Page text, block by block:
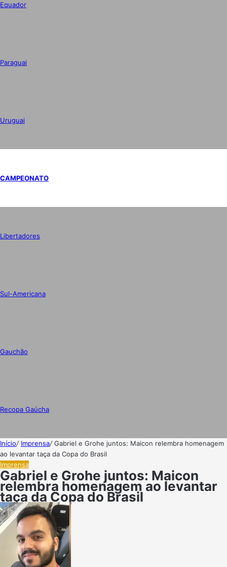
Equador
Paraguai
Uruguai
CAMPEONATO
Libertadores
Sul-Americana
Gauchão
Recopa Gaúcha
Início/ Imprensa/Gabriel e Grohe juntos: Maicon relembra homenagem
ao levantar taça da Copa do Brasil
Imprensa
Gabriel e Grohe juntos: Maicon
relembra homenagem ao levantar
taça da Copa do Brasil